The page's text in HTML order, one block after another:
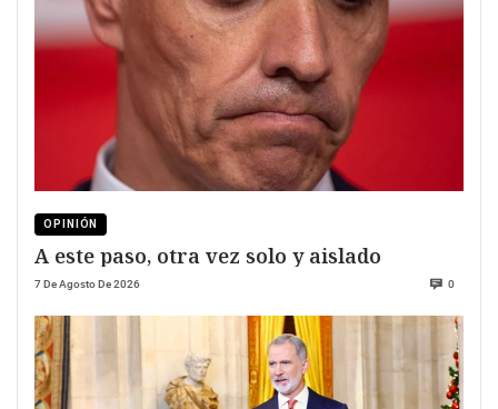
OPINIÓN
A este paso, otra vez solo y aislado
7 De Agosto De 2026 0